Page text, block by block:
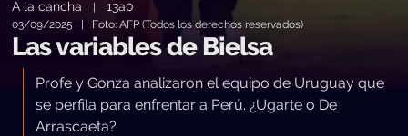
A la cancha |13a0
03/09/2025 | Foto: AFP (Todos los derechos reservados)
Las variables de Bielsa
Profe y Gonza analizaron el equipo de Uruguay que
se perfila para enfrentar a Perú. ¿Ugarte o De
Arrascaeta?